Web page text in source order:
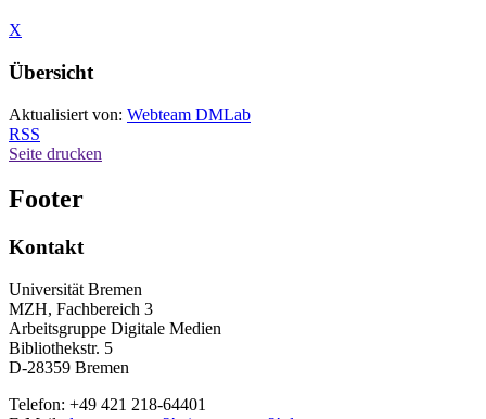
X
Übersicht
Aktualisiert von: Webteam DMLab
RSS
Seite drucken
Footer
Kontakt
Universität Bremen
MZH, Fachbereich 3
Arbeitsgruppe Digitale Medien
Bibliothekstr. 5
D-28359 Bremen
Telefon: +49 421 218-64401